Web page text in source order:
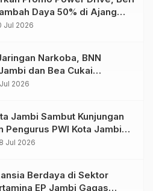
Daya 50% di Ajang
Jul 2026
Narkoba, BNN
dan Bea Cukai
Sembilan Pelaku beserta
2026
Jambi Sambut Kunjungan
Pengurus PWI Kota Jambi
dan Kolaborasi
Jul 2026
Berdaya di Sektor
EP Jambi Gagas